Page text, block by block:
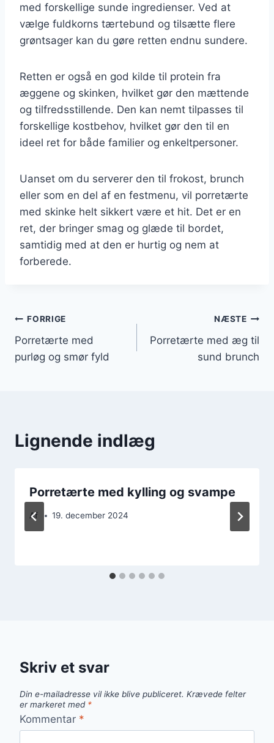
med forskellige sunde ingredienser. Ved at
vælge fuldkorns tærtebund og tilsætte flere
grøntsager kan du gøre retten endnu sundere.
Retten er også en god kilde til protein fra
æggene og skinken, hvilket gør den mættende
og tilfredsstillende. Den kan nemt tilpasses til
forskellige kostbehov, hvilket gør den til en
ideel ret for både familier og enkeltpersoner.
Uanset om du serverer den til frokost, brunch
eller som en del af en festmenu, vil porretærte
med skinke helt sikkert være et hit. Det er en
ret, der bringer smag og glæde til bordet,
samtidig med at den er hurtig og nem at
forberede.
Indlægsnavigation
FORRIGE
Porretærte med
purløg og smør fyld
NÆSTE
Porretærte med æg til
sund brunch
Lignende indlæg
Porretærte med kylling og svampe
Af 19. december 2024
Skriv et svar
Din e-mailadresse vil ikke blive publiceret. Krævede felter
er markeret med *
Kommentar *